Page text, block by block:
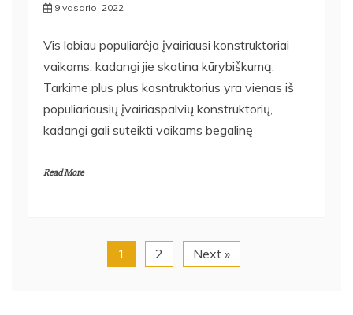
9 vasario, 2022
Vis labiau populiarėja įvairiausi konstruktoriai
vaikams, kadangi jie skatina kūrybiškumą.
Tarkime plus plus kosntruktorius yra vienas iš
populiariausių įvairiaspalvių konstruktorių,
kadangi gali suteikti vaikams begalinę
Read More
1 2 Next »